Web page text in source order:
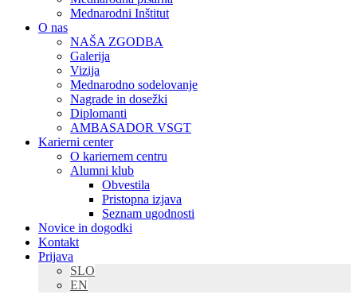
Mednarodni Inštitut
O nas
NAŠA ZGODBA
Galerija
Vizija
Mednarodno sodelovanje
Nagrade in dosežki
Diplomanti
AMBASADOR VSGT
Karierni center
O kariernem centru
Alumni klub
Obvestila
Pristopna izjava
Seznam ugodnosti
Novice in dogodki
Kontakt
Prijava
SLO
EN